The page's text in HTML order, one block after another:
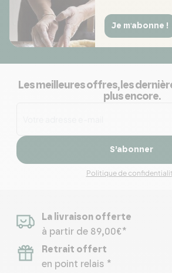
Je m'abonne !
Les meilleures offres, les
plus encore.
S’abonner
Politique de
La livraison offerte
à partir de 89,00€*
Retrait offert
en point relais *